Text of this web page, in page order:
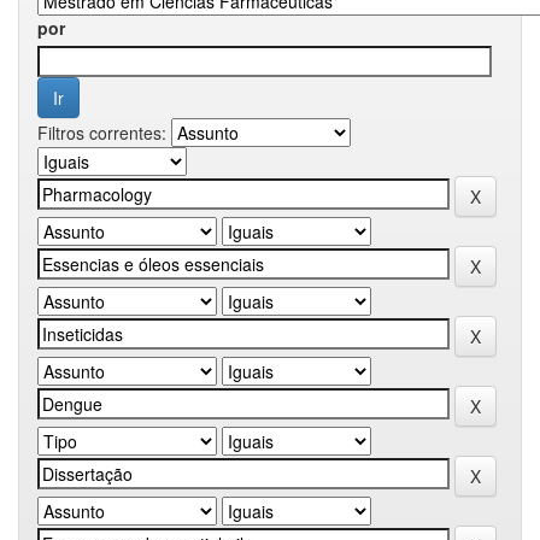
por
Filtros correntes: